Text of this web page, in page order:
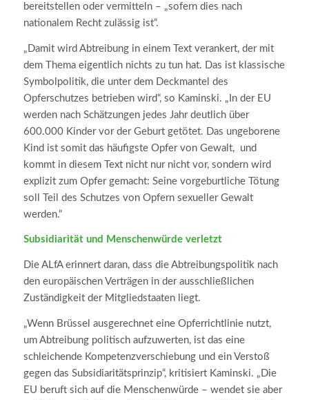
bereitstellen oder vermitteln – „sofern dies nach
nationalem Recht zulässig ist“.
„Damit wird Abtreibung in einem Text verankert, der mit
dem Thema eigentlich nichts zu tun hat. Das ist klassische
Symbolpolitik, die unter dem Deckmantel des
Opferschutzes betrieben wird“, so Kaminski. „In der EU
werden nach Schätzungen jedes Jahr deutlich über
600.000 Kinder vor der Geburt getötet. Das ungeborene
Kind ist somit das häufigste Opfer von Gewalt, und
kommt in diesem Text nicht nur nicht vor, sondern wird
explizit zum Opfer gemacht: Seine vorgeburtliche Tötung
soll Teil des Schutzes von Opfern sexueller Gewalt
werden.“
Subsidiarität und Menschenwürde verletzt
Die ALfA erinnert daran, dass die Abtreibungspolitik nach
den europäischen Verträgen in der ausschließlichen
Zuständigkeit der Mitgliedstaaten liegt.
„Wenn Brüssel ausgerechnet eine Opferrichtlinie nutzt,
um Abtreibung politisch aufzuwerten, ist das eine
schleichende Kompetenzverschiebung und ein Verstoß
gegen das Subsidiaritätsprinzip“, kritisiert Kaminski. „Die
EU beruft sich auf die Menschenwürde – wendet sie aber